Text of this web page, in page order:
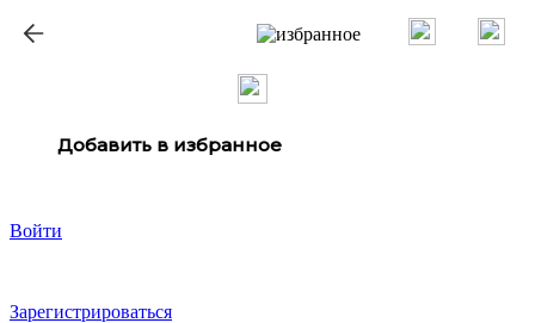
Добавить в избранное
Войти
Зарегистрироваться